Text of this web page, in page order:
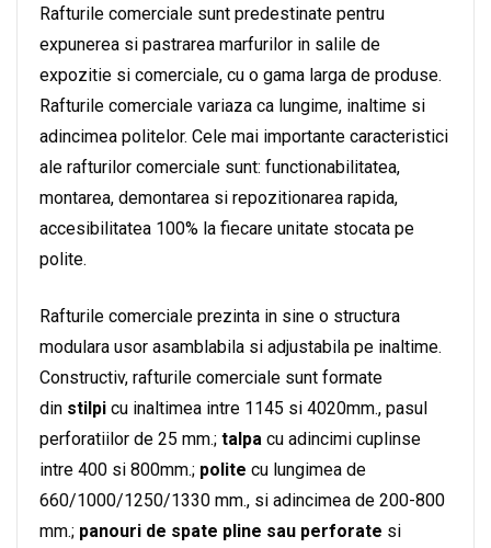
Rafturile comerciale sunt predestinate pentru
expunerea si pastrarea marfurilor in salile de
expozitie si comerciale, cu o gama larga de produse.
Rafturile comerciale variaza ca lungime, inaltime si
adincimea politelor. Cele mai importante caracteristici
ale rafturilor comerciale sunt: functionabilitatea,
montarea, demontarea si repozitionarea rapida,
accesibilitatea 100% la fiecare unitate stocata pe
polite.
Rafturile comerciale prezinta in sine o structura
modulara usor asamblabila si adjustabila pe inaltime.
Constructiv, rafturile comerciale sunt formate
din stilpi cu inaltimea intre 1145 si 4020mm., pasul
perforatiilor de 25 mm.; talpa cu adincimi cuplinse
intre 400 si 800mm.; polite cu lungimea de
660/1000/1250/1330 mm., si adincimea de 200-800
mm.; panouri de spate pline sau perforate si